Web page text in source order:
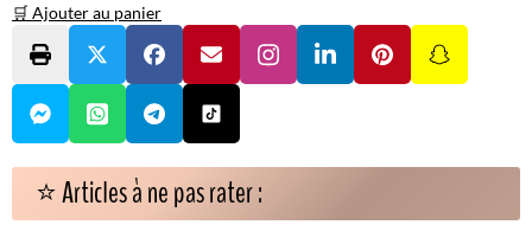
🛒 Ajouter au panier
⭐ Articles à ne pas rater :